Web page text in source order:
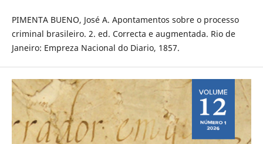
PIMENTA BUENO, José A. Apontamentos sobre o processo
criminal brasileiro. 2. ed. Correcta e augmentada. Rio de
Janeiro: Empreza Nacional do Diario, 1857.